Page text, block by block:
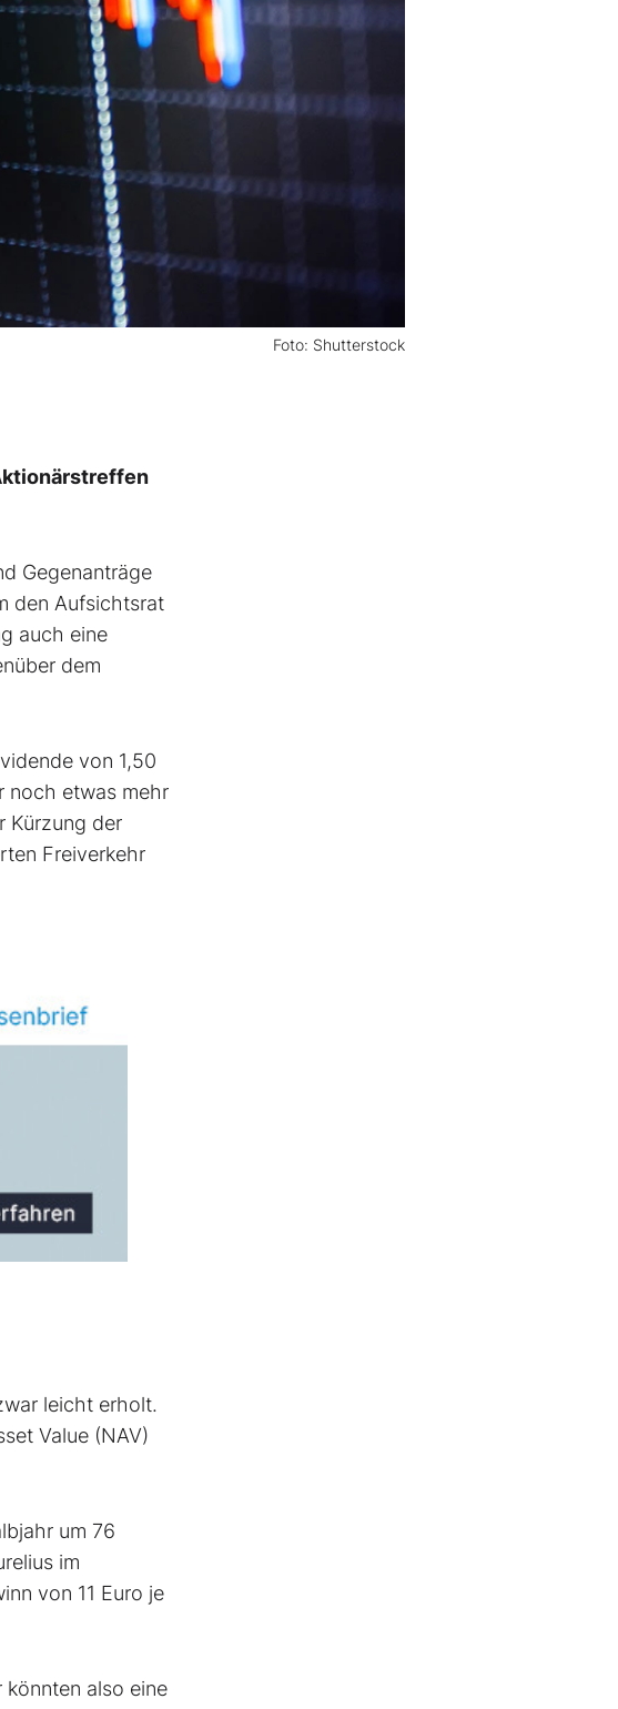
Foto: Shutterstock
Gegenanträge
den Aufsichtsrat
auch eine
dem
von 1,50
noch etwas mehr
Kürzung der
Freiverkehr
leicht erholt.
Value (NAV)
um 76
im
von 11 Euro je
könnten also eine